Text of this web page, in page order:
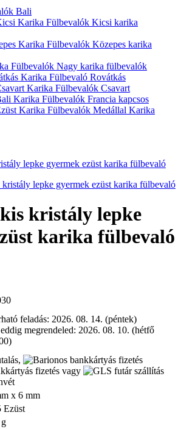
Bali
Kicsi karika
Közepes karika
Nagy karika fülbevalók
Rovátkás
Csavart
Francia kapcsos
Karika
lepke gyermek ezüst karika fülbevaló
kristály lepke
karika fülbevaló
feladás: 2026. 08. 14. (péntek)
megrendeled: 2026. 08. 10. (hétfő
fizetés vagy
x 6 mm
Ezüst